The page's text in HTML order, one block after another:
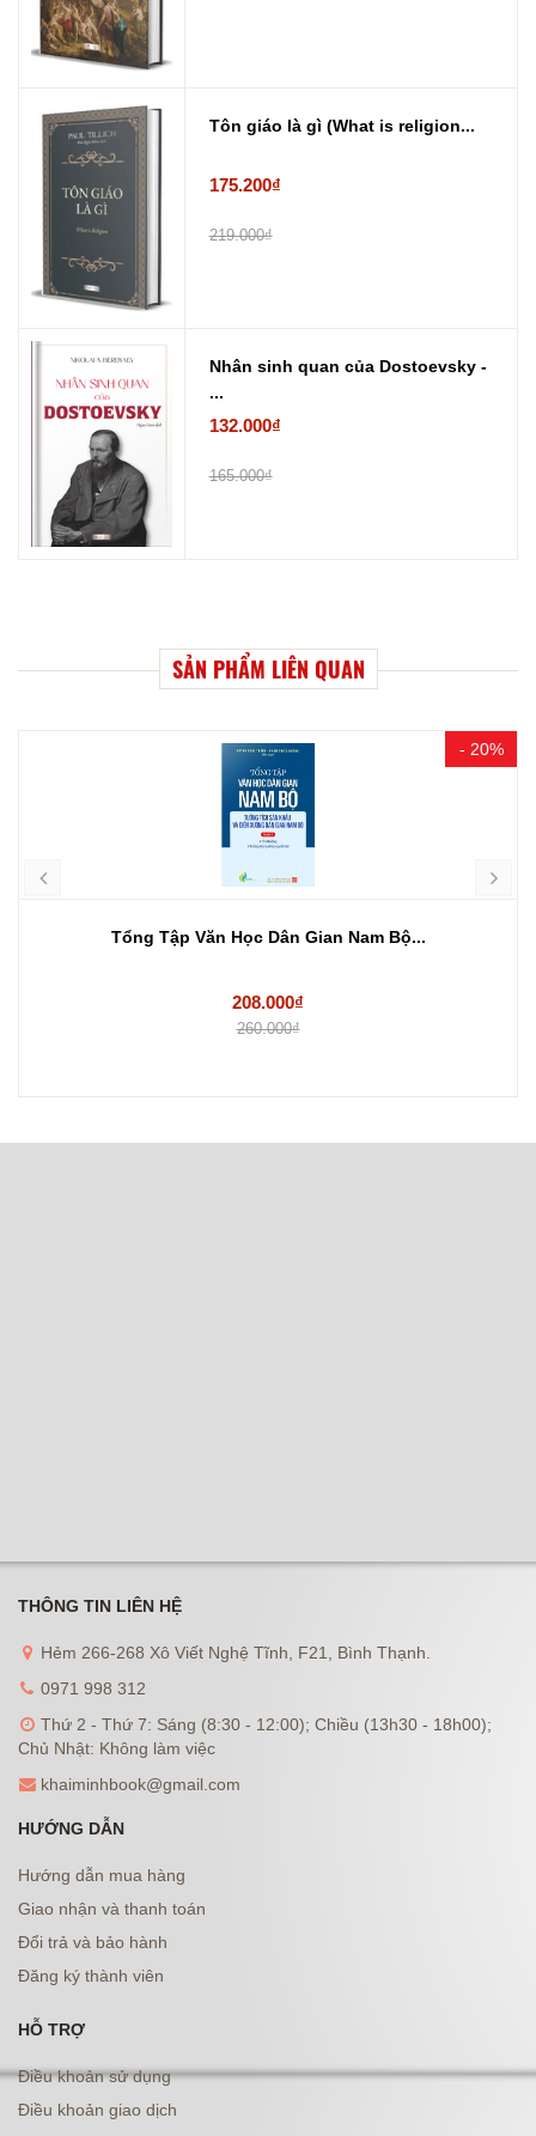
Tôn giáo là gì (What is religion...
175.200₫
219.000₫
Nhân sinh quan của Dostoevsky -
...
132.000₫
165.000₫
SẢN PHẨM LIÊN QUAN
- 20%
Tổng Tập Văn Học Dân Gian Nam Bộ...
208.000₫
260.000₫
THÔNG TIN LIÊN HỆ
Hẻm 266-268 Xô Viết Nghệ Tĩnh, F21, Bình Thạnh.
0971 998 312
Thứ 2 - Thứ 7: Sáng (8:30 - 12:00); Chiều (13h30 - 18h00);
Chủ Nhật: Không làm việc
khaiminhbook@gmail.com
HƯỚNG DẪN
Hướng dẫn mua hàng
Giao nhận và thanh toán
Đổi trả và bảo hành
Đăng ký thành viên
HỖ TRỢ
Điều khoản sử dụng
Điều khoản giao dịch